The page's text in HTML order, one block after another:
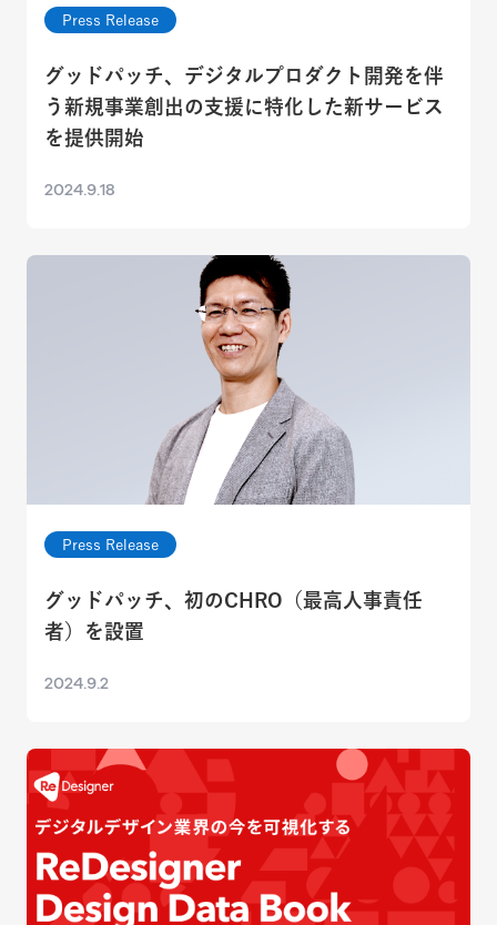
Press Release
グッドパッチ、デジタルプロダクト開発を伴
う新規事業創出の支援に特化した新サービス
を提供開始
2024.9.18
Press Release
グッドパッチ、初のCHRO（最高人事責任
者）を設置
2024.9.2